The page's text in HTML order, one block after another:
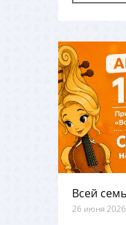
Всей
26 июня